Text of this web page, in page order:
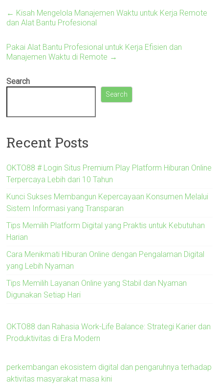
← Kisah Mengelola Manajemen Waktu untuk Kerja Remote
dan Alat Bantu Profesional
Pakai Alat Bantu Profesional untuk Kerja Efisien dan
Manajemen Waktu di Remote →
Search
Search
Recent Posts
OKTO88 # Login Situs Premium Play Platform Hiburan Online
Terpercaya Lebih dari 10 Tahun
Kunci Sukses Membangun Kepercayaan Konsumen Melalui
Sistem Informasi yang Transparan
Tips Memilih Platform Digital yang Praktis untuk Kebutuhan
Harian
Cara Menikmati Hiburan Online dengan Pengalaman Digital
yang Lebih Nyaman
Tips Memilih Layanan Online yang Stabil dan Nyaman
Digunakan Setiap Hari
OKTO88 dan Rahasia Work-Life Balance: Strategi Karier dan
Produktivitas di Era Modern
perkembangan ekosistem digital dan pengaruhnya terhadap
aktivitas masyarakat masa kini